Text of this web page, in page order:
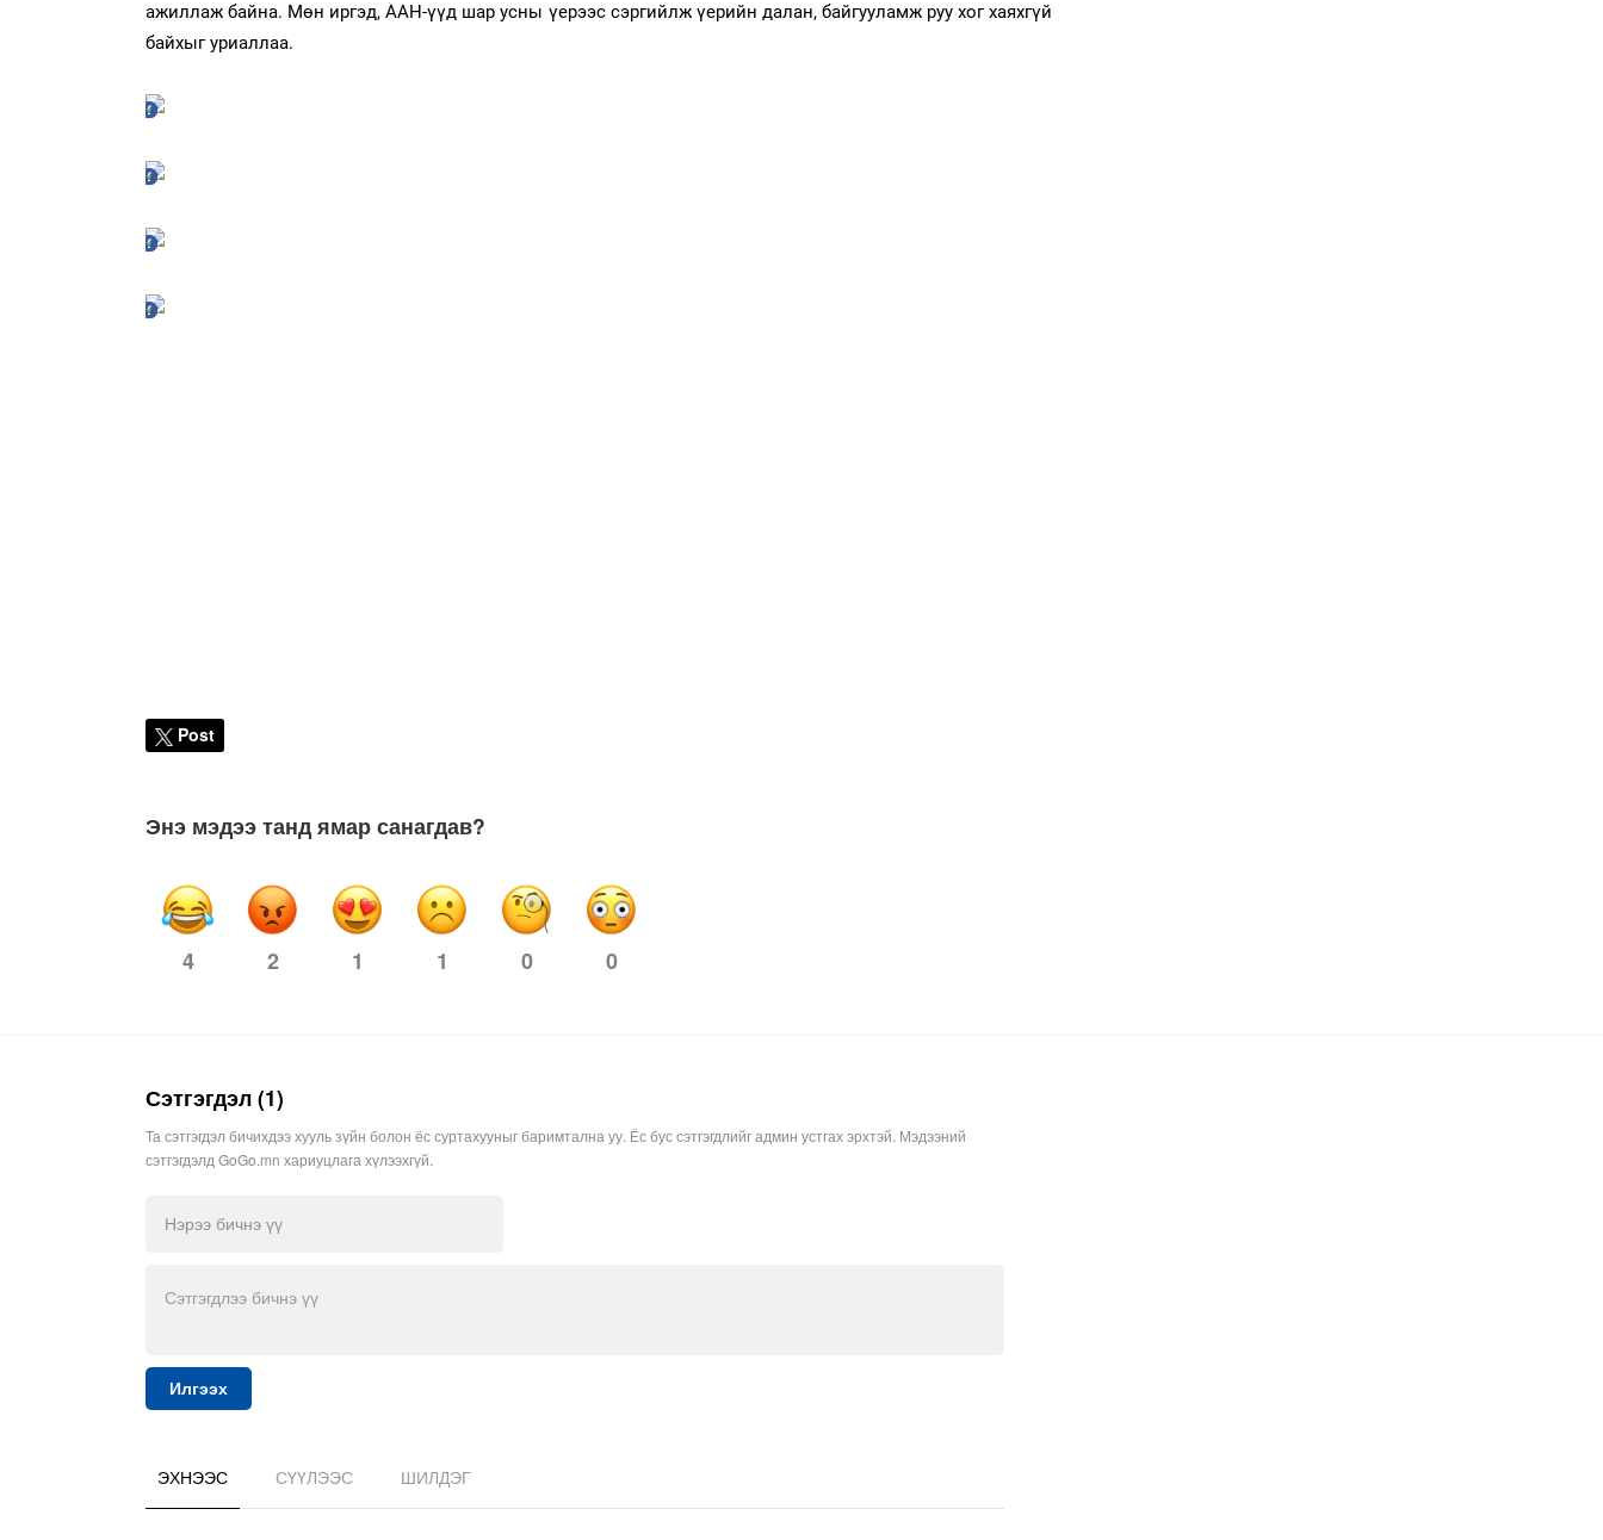
ажиллаж байна. Мөн иргэд, ААН-үүд шар усны үерээс сэргийлж үерийн далан, байгууламж руу хог хаяхгүй
байхыг уриаллаа.
Post
Энэ мэдээ танд ямар санагдав?
4 2 1 1 0 0
Сэтгэгдэл (1)
Та сэтгэгдэл бичихдээ хууль зүйн болон ёс суртахууныг баримтална уу. Ёс бус сэтгэгдлийг админ устгах эрхтэй. Мэдээний
сэтгэгдэлд GoGo.mn хариуцлага хүлээхгүй.
Илгээх
ЭХНЭЭС СҮҮЛЭЭС ШИЛДЭГ